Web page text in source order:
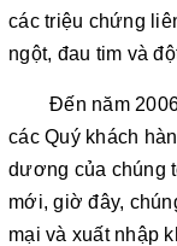
các triệu chứng
ngột, đau tim và
Đến năm 2006,
các Quý khách
dương của chúng
mới, giờ đây,
mại và xuất nhập